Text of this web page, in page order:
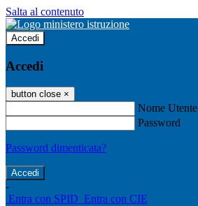
Salta al contenuto
Accedi
Accedi
button close ×
Nome Utente
Password
Password dimenticata?
-
Entra con SPID Entra con CIE